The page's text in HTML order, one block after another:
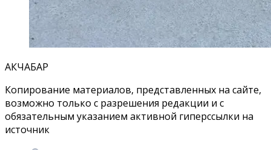
АКЧАБАР
Копирование материалов, представленных на сайте,
возможно только с разрешения редакции и с
обязательным указанием активной гиперссылки на
источник